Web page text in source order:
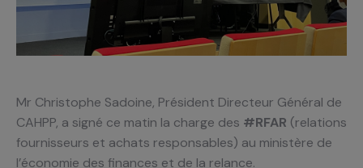
Mr Christophe Sadoine, Président Directeur Général de
CAHPP, a signé ce matin la charge des #RFAR (relations
fournisseurs et achats responsables) au ministère de
l’économie des finances et de la relance.